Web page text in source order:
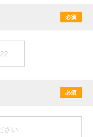
必須
必須